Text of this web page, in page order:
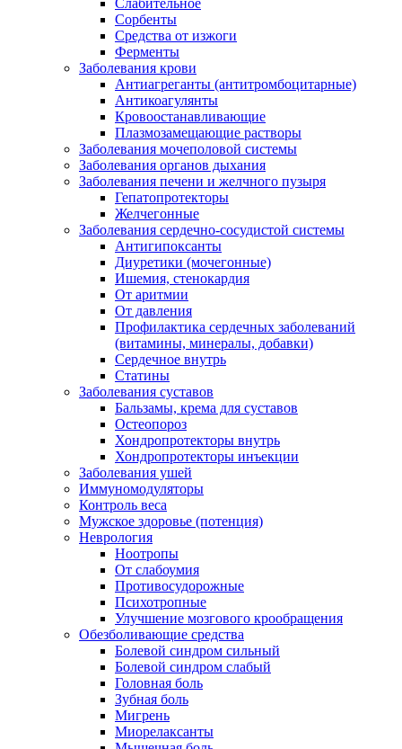
Слабительное
Сорбенты
Средства от изжоги
Ферменты
Заболевания крови
Антиагреганты (антитромбоцитарные)
Антикоагулянты
Кровоостанавливающие
Плазмозамещающие растворы
Заболевания мочеполовой системы
Заболевания органов дыхания
Заболевания печени и желчного пузыря
Гепатопротекторы
Желчегонные
Заболевания сердечно-сосудистой системы
Антигипоксанты
Диуретики (мочегонные)
Ишемия, стенокардия
От аритмии
От давления
Профилактика сердечных заболеваний
(витамины, минералы, добавки)
Сердечное внутрь
Статины
Заболевания суставов
Бальзамы, крема для суставов
Остеопороз
Хондропротекторы внутрь
Хондропротекторы инъекции
Заболевания ушей
Иммуномодуляторы
Контроль веса
Мужское здоровье (потенция)
Неврология
Ноотропы
От слабоумия
Противосудорожные
Психотропные
Улучшение мозгового крообращения
Обезболивающие средства
Болевой синдром сильный
Болевой синдром слабый
Головная боль
Зубная боль
Мигрень
Миорелаксанты